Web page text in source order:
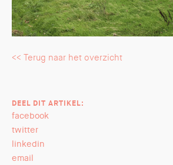
<< Terug naar het overzicht
DEEL DIT ARTIKEL:
facebook
twitter
linkedin
email